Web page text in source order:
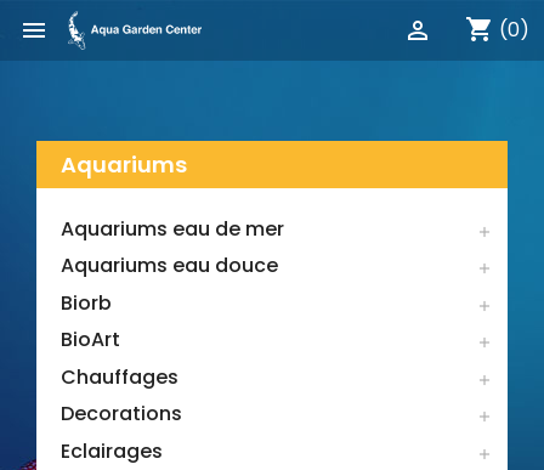
 shopping_cart (0)

Aquariums
Aquariums eau de mer 
Aquariums eau douce 
Biorb 
BioArt 
Chauffages 
Decorations 
Eclairages 